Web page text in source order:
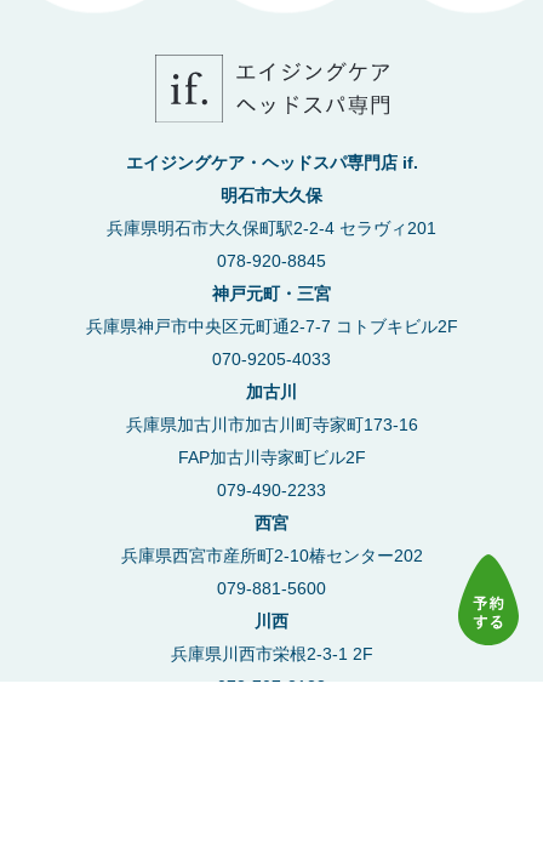
エイジングケア・ヘッドスパ専門店 if.
明石市大久保
兵庫県明石市大久保町駅2-2-4 セラヴィ201
078-920-8845
神戸元町・三宮
兵庫県神戸市中央区元町通2-7-7 コトブキビル2F
070-9205-4033
加古川
兵庫県加古川市加古川町寺家町173-16
FAP加古川寺家町ビル2F
079-490-2233
西宮
兵庫県西宮市産所町2-10椿センター202
079-881-5600
川西
兵庫県川西市栄根2-3-1 2F
072-707-2123